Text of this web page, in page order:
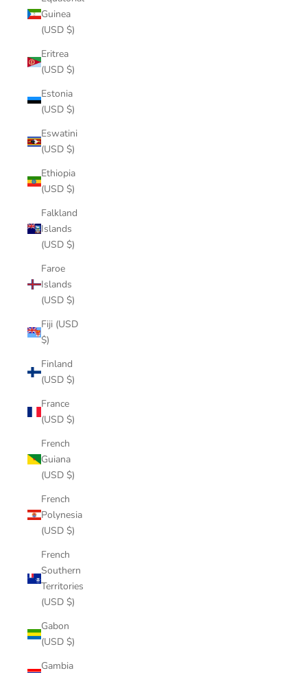
Guinea
(USD $)
Eritrea
(USD $)
Estonia
(USD $)
Eswatini
(USD $)
Ethiopia
(USD $)
Falkland
Islands
(USD $)
Faroe
Islands
(USD $)
Fiji (USD
$)
Finland
(USD $)
France
(USD $)
French
Guiana
(USD $)
French
Polynesia
(USD $)
French
Southern
Territories
(USD $)
Gabon
(USD $)
Gambia